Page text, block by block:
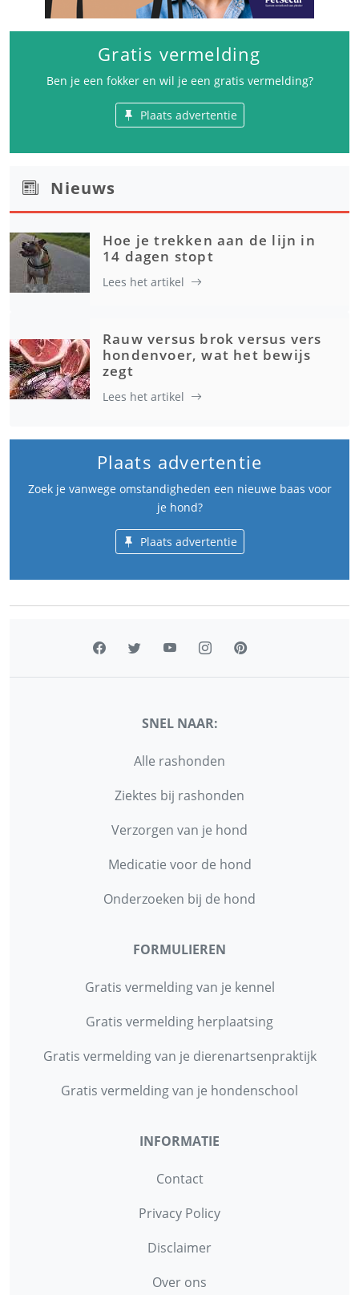
Gratis vermelding
Ben je een fokker en wil je een gratis vermelding?
Plaats advertentie
Nieuws
Hoe je trekken aan de lijn in
14 dagen stopt
Lees het artikel
Rauw versus brok versus vers
hondenvoer, wat het bewijs
zegt
Lees het artikel
Plaats advertentie
Zoek je vanwege omstandigheden een nieuwe baas voor
je hond?
Plaats advertentie
SNEL NAAR:
Alle rashonden
Ziektes bij rashonden
Verzorgen van je hond
Medicatie voor de hond
Onderzoeken bij de hond
FORMULIEREN
Gratis vermelding van je kennel
Gratis vermelding herplaatsing
Gratis vermelding van je dierenartsenpraktijk
Gratis vermelding van je hondenschool
INFORMATIE
Contact
Privacy Policy
Disclaimer
Over ons